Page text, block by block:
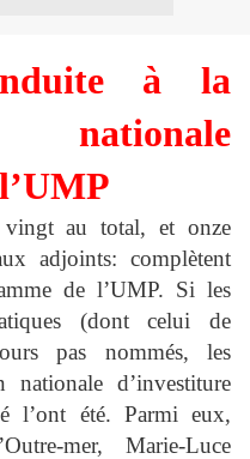
à la
nationale
vingt au total, et onze
adjoints: complètent
de l’UMP. Si les
(dont celui de
pas nommés, les
d’investiture
é l’ont été. Parmi eux,
mer, Marie-Luce